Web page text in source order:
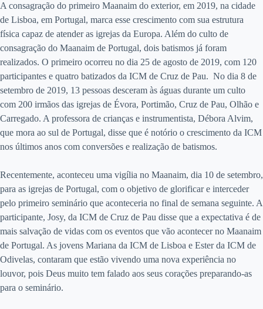
A consagração do primeiro Maanaim do exterior, em 2019, na cidade
de Lisboa, em Portugal, marca esse crescimento com sua estrutura
física capaz de atender as igrejas da Europa. Além do culto de
consagração do Maanaim de Portugal, dois batismos já foram
realizados. O primeiro ocorreu no dia 25 de agosto de 2019, com 120
participantes e quatro batizados da ICM de Cruz de Pau. No dia 8 de
setembro de 2019, 13 pessoas desceram às águas durante um culto
com 200 irmãos das igrejas de Évora, Portimão, Cruz de Pau, Olhão e
Carregado. A professora de crianças e instrumentista, Débora Alvim,
que mora ao sul de Portugal, disse que é notório o crescimento da ICM
nos últimos anos com conversões e realização de batismos.
Recentemente, aconteceu uma vigília no Maanaim, dia 10 de setembro,
para as igrejas de Portugal, com o objetivo de glorificar e interceder
pelo primeiro seminário que aconteceria no final de semana seguinte. A
participante, Josy, da ICM de Cruz de Pau disse que a expectativa é de
mais salvação de vidas com os eventos que vão acontecer no Maanaim
de Portugal. As jovens Mariana da ICM de Lisboa e Ester da ICM de
Odivelas, contaram que estão vivendo uma nova experiência no
louvor, pois Deus muito tem falado aos seus corações preparando-as
para o seminário.